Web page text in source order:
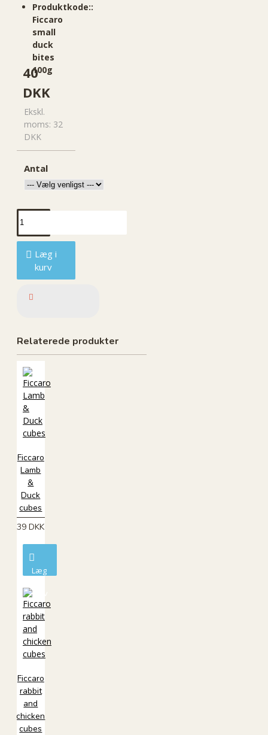
40
DKK
Ekskl.
moms: 32
DKK
Produktkode::
Ficcaro
small
duck
bites
100g
Antal
Læg i
kurv
Relaterede produkter
Ficcaro
Lamb
&
Duck
cubes
39 DKK
Læg
kurv
Ficcaro
rabbit
and
chicken
cubes